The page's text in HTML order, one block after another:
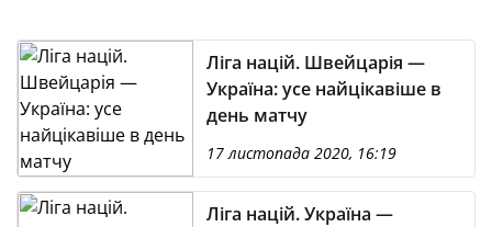
Ліга націй. Швейцарія —
Україна: усе найцікавіше в
день матчу
17 листопада 2020, 16:19
Ліга націй. Україна —